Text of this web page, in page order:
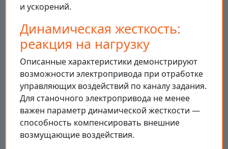
и ускорений.
Динамическая жесткость:
реакция на нагрузку
Описанные характеристики демонстрируют
возможности электропривода при отработке
управляющих воздействий по каналу задания.
Для станочного электропривода не менее
важен параметр динамической жесткости —
способность компенсировать внешние
возмущающие воздействия.